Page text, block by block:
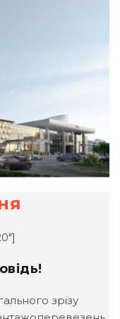
зрізу